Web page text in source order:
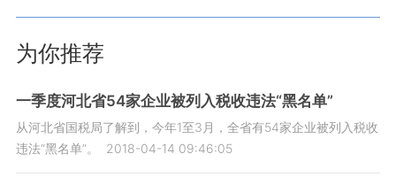
为你推荐
一季度河北省54家企业被列入税收违法“黑名单”
从河北省国税局了解到，今年1至3月，全省有54家企业被列入税收
违法“黑名单”。
2018-04-14 09:46:05